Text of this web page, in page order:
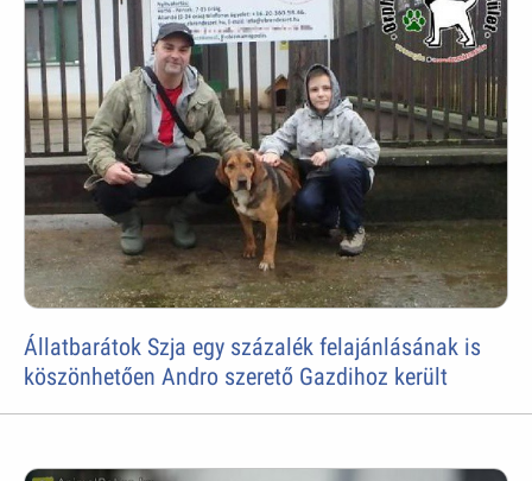
Állatbarátok Szja egy százalék felajánlásának is
köszönhetően Andro szerető Gazdihoz került